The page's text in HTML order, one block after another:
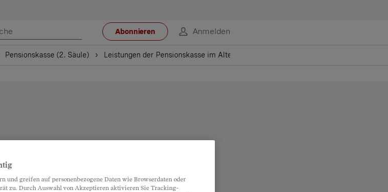
Abonnieren Anmelden
Pensionskasse (2. Säule) Leistungen der Pensionskasse im Alter
und greifen auf personenbezogene Daten wie Browserdaten oder
zu. Durch Auswahl von Akzeptieren aktivieren Sie Tracking-